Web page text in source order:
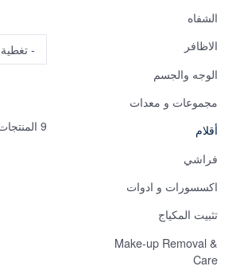
الشفاه
الاظافر
الوجه والجسم
مجموعات و معدات
أقلام
فراشي
اكسسورات و ادوات
تثبيت المكياج
Make-up Removal &
Care
تغطية
9 المنتجات